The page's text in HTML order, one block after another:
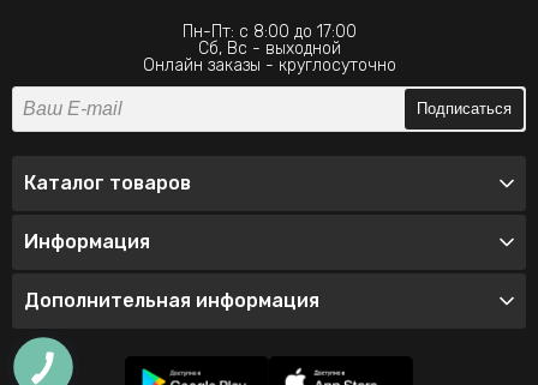
Пн-Пт: с 8:00 до 17:00
Сб, Вс - выходной
Онлайн заказы - круглосуточно
Подписаться
Каталог товаров
Информация
Дополнительная информация